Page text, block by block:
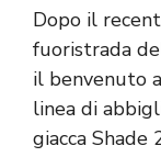
Dopo il
fuoristrada
il benvenuto
linea di
giacca Shade